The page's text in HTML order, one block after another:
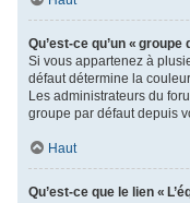
Qu’est-ce qu’un «
Si vous appartenez à
défaut détermine la
Les administrateurs du
groupe par défaut depuis
Haut
Qu’est-ce que le lien «